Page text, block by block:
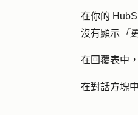
在你的
沒有顯示 「
在回覆表中
在對話方塊